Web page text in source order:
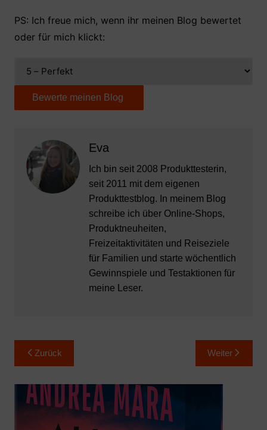
PS: Ich freue mich, wenn ihr meinen Blog bewertet
oder für mich klickt:
Eva
Ich bin seit 2008 Produkttesterin,
seit 2011 mit dem eigenen
Produkttestblog. In meinem Blog
schreibe ich über Online-Shops,
Produktneuheiten,
Freizeitaktivitäten und Reiseziele
für Familien und starte wöchentlich
Gewinnspiele und Testaktionen für
meine Leser.
Beitragsnavigation
Zurück Weiter